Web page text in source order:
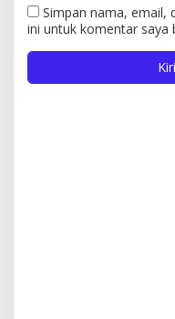
Simpan nama, email,
ini untuk komentar saya